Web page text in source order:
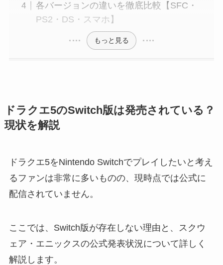
各バージョンの違いを徹底比較【SFC・
PS2・DS・スマホ】
もっと見る
ドラクエ5のSwitch版は発売されている？
現状を解説
ドラクエ5をNintendo Switchでプレイしたいと考え
るファンは非常に多いものの、現時点では公式に
配信されていません。
ここでは、Switch版が存在しない理由と、スクウ
ェア・エニックスの公式発表状況について詳しく
解説します。